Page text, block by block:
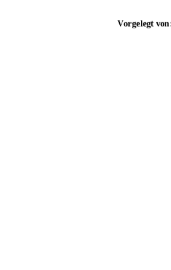
Vorgelegt